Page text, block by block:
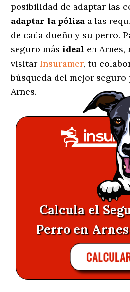
posibilidad de adaptar las
adaptar la póliza a las
de cada dueño y su perro.
seguro másideal en Arnes,
visitarInsuramer, tu
búsqueda del mejor seguro
Arnes.
Calcula el
Perro en
CALCULAR